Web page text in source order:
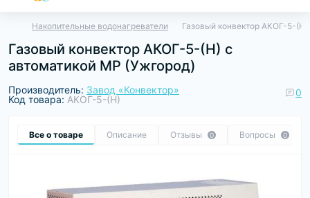
Накопительные водонагреватели Газовый конвектор АКОГ-5-
Газовый конвектор АКОГ-5-(Н) с
автоматикой МР (Ужгород)
Производитель: Завод «Конвектор»
Код товара: АКОГ-5-(Н)
0
Все о товаре Описание Отзывы 0 Вопросы 0